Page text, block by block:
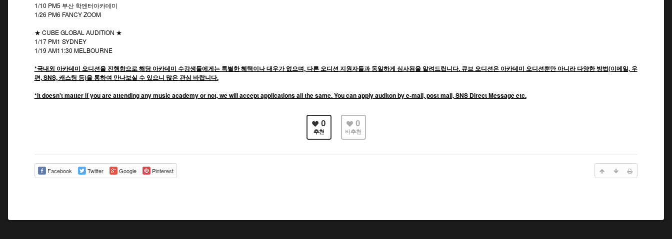
1/10 PM5 부산 학엔터아카데미
1/26 PM6 FANCY ZOOM
★ CUBE GLOBAL AUDITION ★
1/17 PM1 SYDNEY
1/19 AM11:30 MELBOURNE
*국내외 아카데미 오디션을 진행함으로 해당 아카데미 수강생들에게는 특별한 혜택이나 대우가 없으며, 다른 오디션 지원자들과 동일하게 심사됨을 알려드립니다. 큐브 오디션은 아카데미 오디션뿐만 아니라 다양한 방법(이메일, 우
편, SNS, 캐스팅 등)을 통하여 만나보실 수 있으니 많은 관심 바랍니다.
*It doesn't matter if you are attending any music academy or not, we will accept applications all the same. You can apply auditon by e-mail, post mail, SNS Direct Message etc.
0
추천
0
비추천
Facebook Twitter Google Pinterest